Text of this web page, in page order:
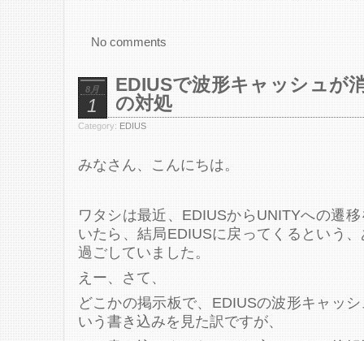
No comments
8月
1
EDIUSで波形キャッシュが
の対処
Category: EDIUS
みなさん、こんにちは。
ワタシは最近、EDIUSからUNITYへの遷
いたら、結局EDIUSに戻ってくるという
過ごしていました。
えー、さて、
どこかの掲示板で、EDIUSの波形キャッ
いう書き込みを見た訳ですが、